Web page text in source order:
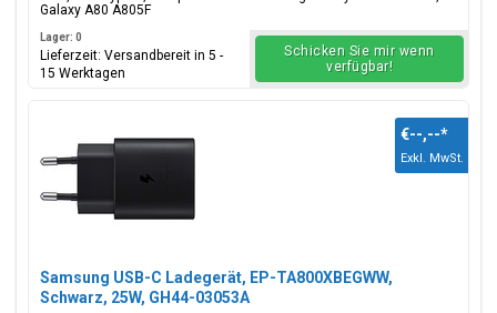
Galaxy A80 A805F
Lager: 0
Lieferzeit: Versandbereit in 5 -
15 Werktagen
Schicken Sie mir wenn
verfügbar!
Samsung USB-C Ladegerät, EP-TA800XBEGWW,
Schwarz, 25W, GH44-03053A
€--,--*
Exkl. MwSt.